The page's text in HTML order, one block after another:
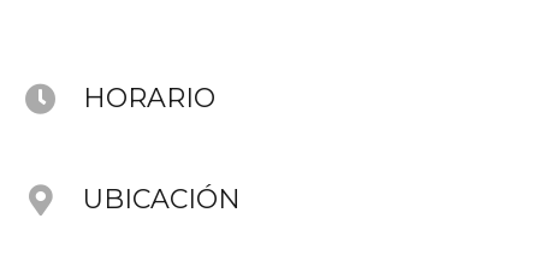
HORARIO
UBICACIÓN